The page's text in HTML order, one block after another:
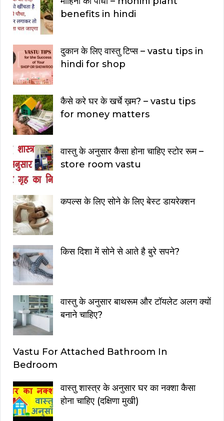
benefits in hindi
दुकान के लिए वास्तु टिप्स – vastu tips in
hindi for shop
कैसे करे घर के खर्चे ख़म? – vastu tips
for money matters
वास्तु के अनुसार कैसा होना चाहिए स्टोर रूम –
store room vastu
कपल्स के लिए सोने के लिए बेस्ट डायरेक्शन
किस दिशा में सोने से आते है बुरे सपने?
वास्तु के अनुसार बाथरूम और टॉयलेट अलग क्यों
बनाने चाहिए?
Vastu For Attached Bathroom In
Bedroom
वास्तु शास्त्र के अनुसार घर का नक्शा कैसा
होना चाहिए (दक्षिणा मुखी)